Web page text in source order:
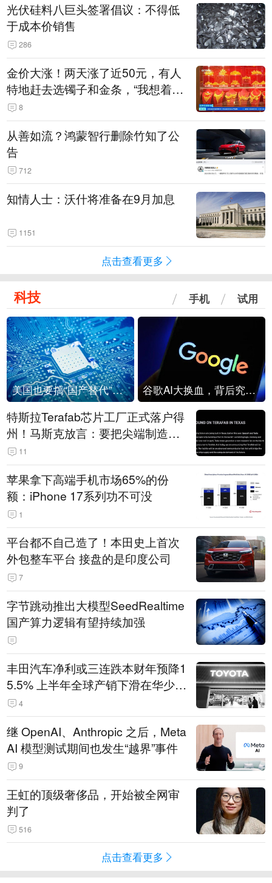
光伏硅料八巨头签署倡议：不得低
于成本价销售
286
金价大涨！两天涨了近50元，有人
特地赶去选镯子和金条，“我想着买
起来可以保值，小批量进一些货”
8
从善如流？鸿蒙智行删除竹知了公
告
712
知情人士：沃什将准备在9月加息
1151
点击查看更多
科技 手机 试用
美国也要搞“国产替代”？先算清三笔账 谷歌AI大换血，背后究竟发生了什么？
特斯拉Terafab芯片工厂正式落户得
州！马斯克放言：要把尖端制造带
回美国
11
苹果拿下高端手机市场65%的份
额：iPhone 17系列功不可没
1
平台都不自己造了！本田史上首次
外包整车平台 接盘的是印度公司
7
字节跳动推出大模型SeedRealtime
国产算力逻辑有望持续加强
丰田汽车净利或三连跌本财年预降1
5.5% 上半年全球产销下滑在华少卖
14.3万辆
4
继 OpenAI、Anthropic 之后，Meta
AI 模型测试期间也发生“越界”事件
9
王虹的顶级奢侈品，开始被全网审
判了
516
点击查看更多